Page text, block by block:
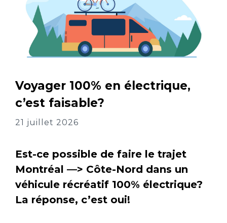
Voyager 100% en électrique,
c’est faisable?
21 juillet 2026
Est-ce possible de faire le trajet
Montréal —> Côte-Nord dans un
véhicule récréatif 100% électrique?
La réponse, c’est oui!